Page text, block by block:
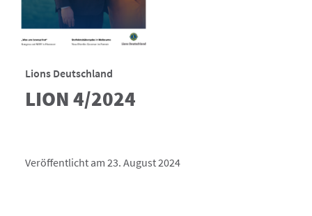
Lions Deutschland
LION 4/2024
Veröffentlicht am 23. August 2024